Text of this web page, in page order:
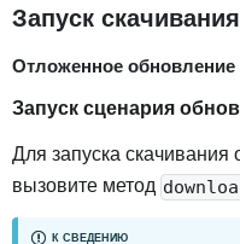
Запуск
Отложенное обновление
Запуск сценария
Для запуска
вызовите метод
К СВЕДЕНИЮ